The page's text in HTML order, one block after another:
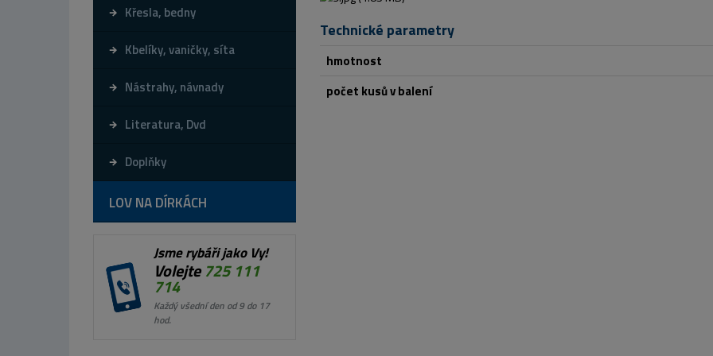
Křesla, bedny
Kbelíky, vaničky, síta
Nástrahy, návnady
Literatura, Dvd
Doplňky
LOV NA DÍRKÁCH
Jsme rybáři jako Vy!
Volejte725 111
714
Každý všední den od 9 do 17
hod.
Technické parametry
hmotnost
počet kusů v balení